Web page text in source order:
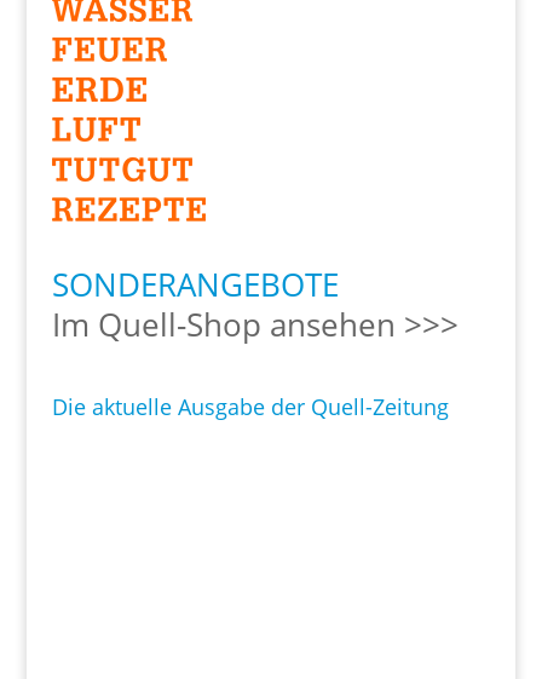
SONDERANGEBOTE
Im Quell-Shop ansehen >>>
Die aktuelle Ausgabe der Quell-Zeitung